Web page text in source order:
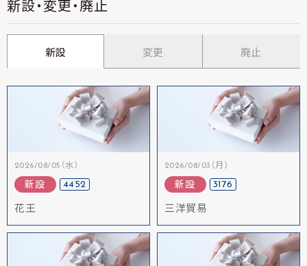
新設・変更・廃止
新設 変更 廃止
2026/08/05（水）
新設 4452
花王
2026/08/03（月）
新設 3176
三洋貿易